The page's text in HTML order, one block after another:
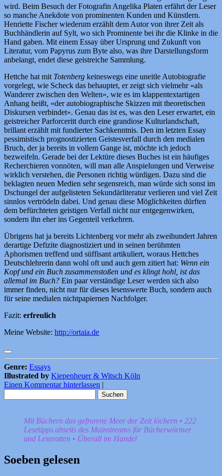
wird. Beim Besuch der Fotografin Angelika Platen erfährt der Leser
so manche Anekdote von prominenten Kunden und Künstlern.
Henriette Fischer wiederum erzählt dem Autor von ihrer Zeit als
Buchhändlerin auf Sylt, wo sich Prominente bei ihr die Klinke in die
Hand gaben. Mit einem Essay über Ursprung und Zukunft von
Literatur, vom Papyrus zum Byte also, was ihre Darstellungsform
anbelangt, endet diese geistreiche Sammlung.
Hettche hat mit Totenberg keineswegs eine uneitle Autobiografie
vorgelegt, wie Scheck das behauptet, er zeigt sich vielmehr «als
Wanderer zwischen den Welten», wie es im klappentextartigen
Anhang heißt, «der autobiographische Skizzen mit theoretischen
Diskursen verbindet». Genau das ist es, was den Leser erwartet, ein
geistreicher Parforceritt durch eine grandiose Kulturlandschaft,
brillant erzählt mit fundierter Sachkenntnis. Den im letzten Essay
pessimistisch prognostizierten Geistesverfall durch den medialen
Bruch, der ja bereits in vollem Gange ist, möchte ich jedoch
bezweifeln. Gerade bei der Lektüre dieses Buches ist ein häufiges
Recherchieren vonnöten, will man alle Anspielungen und Verweise
wirklich verstehen, die Personen richtig würdigen. Dazu sind die
beklagten neuen Medien sehr segensreich, man würde sich sonst im
Dschungel der aufgelisteten Sekundärliteratur verlieren und viel Zeit
sinnlos vertrödeln dabei. Und genau diese Möglichkeiten dürften
dem befürchteten geistigen Verfall nicht nur entgegenwirken,
sondern ihn eher ins Gegenteil verkehren.
Übrigens hat ja bereits Lichtenberg vor mehr als zweihundert Jahren
derartige Defizite diagnostiziert und in seinen berühmten
Aphorismen treffend und süffisant artikuliert, woraus Hettches
Deutschlehrerin dann wohl oft und auch gern zitiert hat: Wenn ein
Kopf und ein Buch zusammenstoßen und es klingt hohl, ist das
allemal im Buch? Ein paar verständige Leser werden sich also
immer finden, nicht nur für dieses lesenswerte Buch, sondern auch
für seine medialen nichtpapiernen Nachfolger.
Fazit: erfreulich
Meine Website: http://ortaia.de
Genre: Essays
Illustrated by Kiepenheuer & Witsch Köln
Einen Kommentar hinterlassen |
nach:
Mit Büchern das gefrorene Meer der Zeit löchern • 222
Lesetipps abseits des Mainstreams für Bücherwürmer
und Leseratten • Überall im Handel
Soeben gelesen